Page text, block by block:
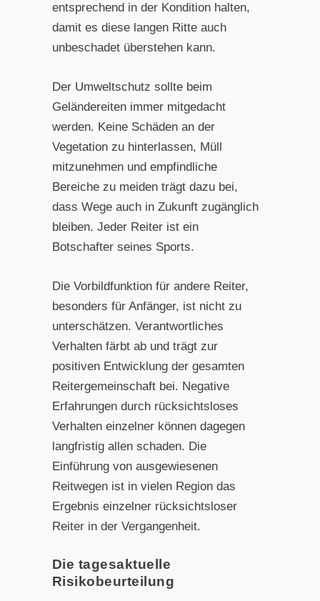
entsprechend in der Kondition halten,
damit es diese langen Ritte auch
unbeschadet überstehen kann.
Der Umweltschutz sollte beim
Geländereiten immer mitgedacht
werden. Keine Schäden an der
Vegetation zu hinterlassen, Müll
mitzunehmen und empfindliche
Bereiche zu meiden trägt dazu bei,
dass Wege auch in Zukunft zugänglich
bleiben. Jeder Reiter ist ein
Botschafter seines Sports.
Die Vorbildfunktion für andere Reiter,
besonders für Anfänger, ist nicht zu
unterschätzen. Verantwortliches
Verhalten färbt ab und trägt zur
positiven Entwicklung der gesamten
Reitergemeinschaft bei. Negative
Erfahrungen durch rücksichtsloses
Verhalten einzelner können dagegen
langfristig allen schaden. Die
Einführung von ausgewiesenen
Reitwegen ist in vielen Region das
Ergebnis einzelner rücksichtsloser
Reiter in der Vergangenheit.
Die tagesaktuelle
Risikobeurteilung